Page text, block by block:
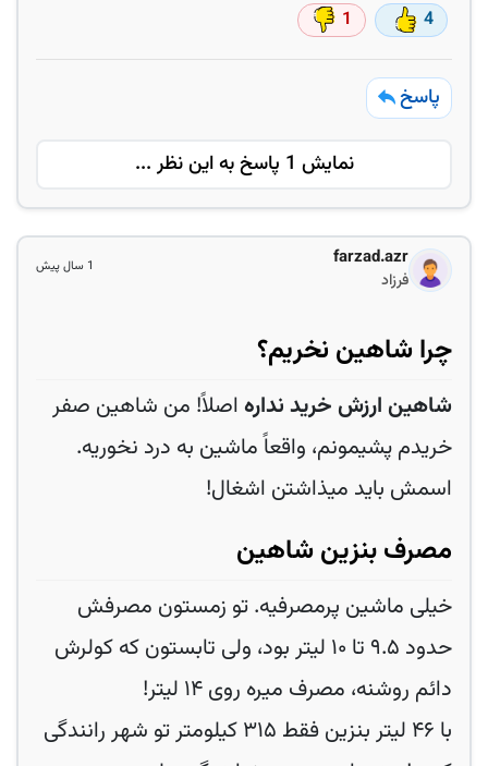
4
1
پاسخ
نمایش 1 پاسخ به این نظر ...
farzad.azr
فرزاد
1 سال پیش
چرا شاهین نخریم؟
شاهین ارزش خرید ندارهاصلاً! من شاهین صفر
خریدم پشیمونم، واقعاً ماشین به درد نخوریه.
اسمش باید میذاشتن اشغال!
مصرف بنزین شاهین
خیلی ماشین پرمصرفیه. تو زمستون مصرفش
حدود ۹.۵ تا ۱۰ لیتر بود، ولی تابستون که کولرش
دائم روشنه، مصرف میره روی ۱۴ لیتر!
با ۴۶ لیتر بنزین فقط ۳۱۵ کیلومتر تو شهر رانندگی